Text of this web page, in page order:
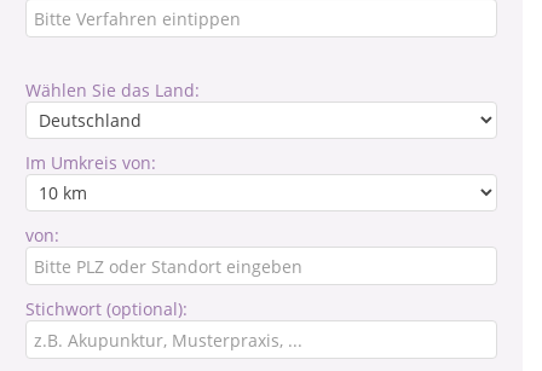
Wählen Sie das Land:
Im Umkreis von:
von:
Stichwort (optional):